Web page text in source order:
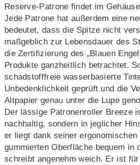
Reserve-Patrone findet im
Jede Patrone hat außerdem eine
bedeutet, dass die Spitze nicht
maßgeblich zur Lebensdauer des
die Zertifizierung des „Blauen
Produkte ganzheitlich betrachtet.
schadstofffreie wasserbasierte
Unbedenklichkeit geprüft und die
Altpapier genau unter die Lupe
Der lässige Patronenroller Breeze
nachhaltig, sondern in jeglicher
er liegt dank seiner ergonomischen
gummierten Oberfläche bequem in
schreibt angenehm weich. Er ist